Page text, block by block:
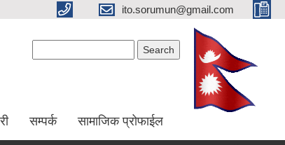
ito.sorumun@gmail.com
सम्पर्क सामाजिक प्रोफाईल